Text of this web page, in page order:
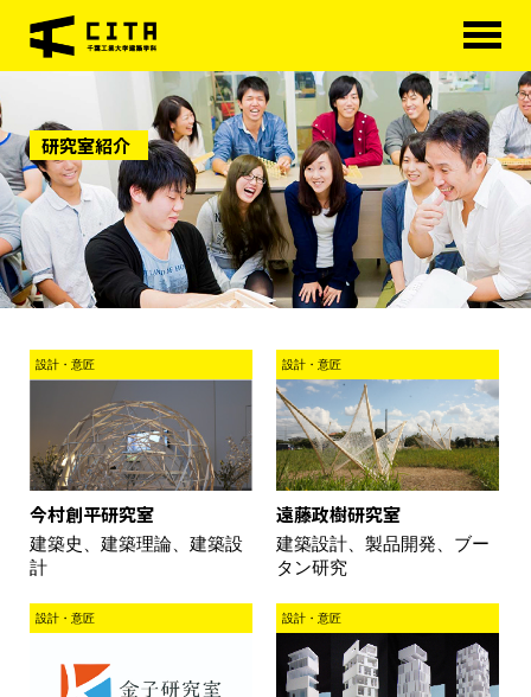
HOME
学科概要
学べる分野
学科カリキュラム
大学院
研究室紹介
アクセス
研究室紹介
設計・意匠
今村創平研究室
建築史、建築理論、建築設
計
設計・意匠
遠藤政樹研究室
建築設計、製品開発、ブー
タン研究
設計・意匠 設計・意匠